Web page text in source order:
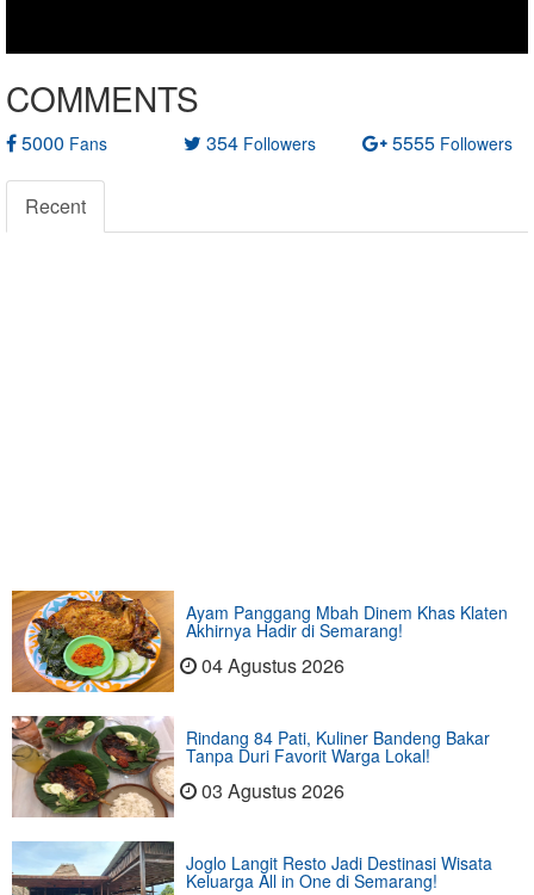
COMMENTS
5000 Fans 354 Followers 5555 Followers
Recent
Ayam Panggang Mbah Dinem Khas Klaten
Akhirnya Hadir di Semarang!
04 Agustus 2026
Rindang 84 Pati, Kuliner Bandeng Bakar
Tanpa Duri Favorit Warga Lokal!
03 Agustus 2026
Joglo Langit Resto Jadi Destinasi Wisata
Keluarga All in One di Semarang!